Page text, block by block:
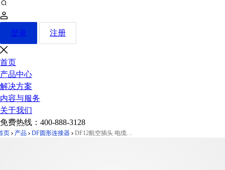
登录 注册
首页
产品中心
解决方案
内容与服务
关于我们
免费热线： 400-888-3128
页 产品 DF圆形连接器 DF12航空插头 电缆插头 电缆连接用